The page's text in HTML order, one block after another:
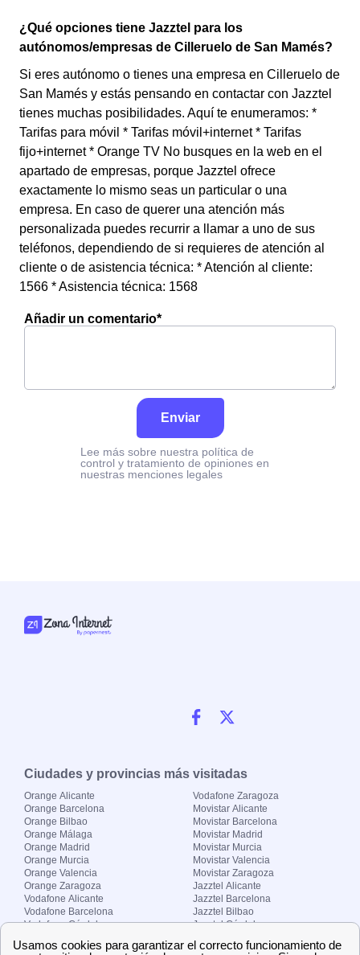
¿Qué opciones tiene Jazztel para los
autónomos/empresas de Cilleruelo de San Mamés?
Si eres autónomo o tienes una empresa en Cilleruelo de
San Mamés y estás pensando en contactar con Jazztel
tienes muchas posibilidades. Aquí te enumeramos: *
Tarifas para móvil * Tarifas móvil+internet * Tarifas
fijo+internet * Orange TV No busques en la web en el
apartado de empresas, porque Jazztel ofrece
exactamente lo mismo seas un particular o una
empresa. En caso de querer una atención más
personalizada puedes recurrir a llamar a uno de sus
teléfonos, dependiendo de si requieres de atención al
cliente o de asistencia técnica: * Atención al cliente:
1566 * Asistencia técnica: 1568
Añadir un comentario*
Enviar
Lee más sobre nuestra política de
control y tratamiento de opiniones en
nuestras menciones legales
Ciudades y provincias más visitadas
Orange Alicante
Orange Barcelona
Orange Bilbao
Orange Málaga
Orange Madrid
Orange Murcia
Orange Valencia
Orange Zaragoza
Vodafone Alicante
Vodafone Barcelona
Vodafone Córdoba
Vodafone Madrid
Vodafone Zaragoza
Movistar Alicante
Movistar Barcelona
Movistar Madrid
Movistar Murcia
Movistar Valencia
Movistar Zaragoza
Jazztel Alicante
Jazztel Barcelona
Jazztel Bilbao
Jazztel Córdoba
Jazztel Málaga